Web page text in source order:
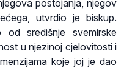
postojanja, njegov
utvrdio je biskup.
središnje svemirske
u njezinoj cjelovitosti i
koje joj je dao